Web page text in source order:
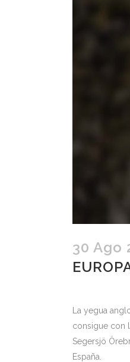
30 Ago
La yegua
consigue con
Segersjö
España.